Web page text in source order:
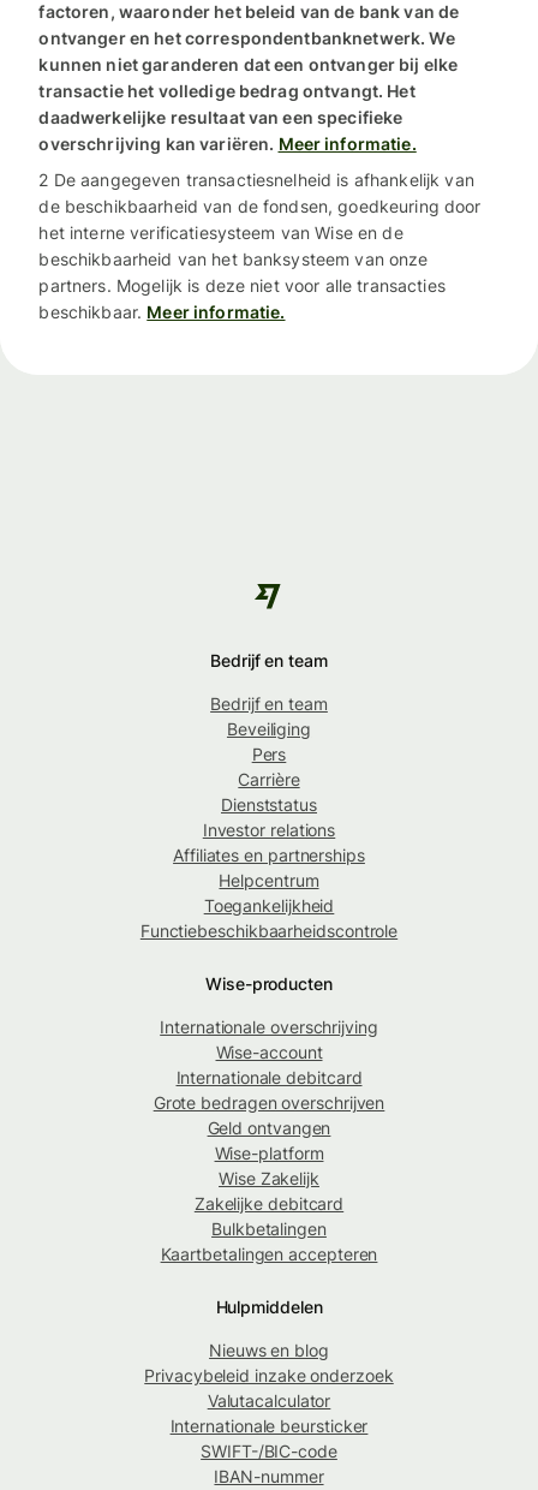
factoren, waaronder het beleid van de bank van de
ontvanger en het correspondentbanknetwerk. We
kunnen niet garanderen dat een ontvanger bij elke
transactie het volledige bedrag ontvangt. Het
daadwerkelijke resultaat van een specifieke
overschrijving kan variëren. Meer informatie.
2 De aangegeven transactiesnelheid is afhankelijk van
de beschikbaarheid van de fondsen, goedkeuring door
het interne verificatiesysteem van Wise en de
beschikbaarheid van het banksysteem van onze
partners. Mogelijk is deze niet voor alle transacties
beschikbaar. Meer informatie.
Bedrijf en team
Bedrijf en team
Beveiliging
Pers
Carrière
Dienststatus
Investor relations
Affiliates en partnerships
Helpcentrum
Toegankelijkheid
Functiebeschikbaarheidscontrole
Wise-producten
Internationale overschrijving
Wise-account
Internationale debitcard
Grote bedragen overschrijven
Geld ontvangen
Wise-platform
Wise Zakelijk
Zakelijke debitcard
Bulkbetalingen
Kaartbetalingen accepteren
Hulpmiddelen
Nieuws en blog
Privacybeleid inzake onderzoek
Valutacalculator
Internationale beursticker
SWIFT-/BIC-code
IBAN-nummer